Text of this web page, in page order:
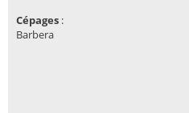
Cépages :
Barbera